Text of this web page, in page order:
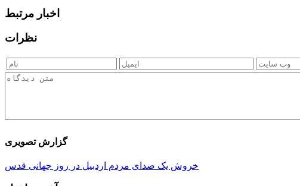
اخبار مرتبط
نظرات
گزارش تصویری
خروش یک صدای مردم اردبیل در روز جهانی قدس